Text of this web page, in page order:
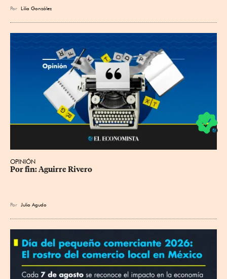
Por Lilia González
OPINIÓN
Por fin: Aguirre Rivero
Por Julio Agudo